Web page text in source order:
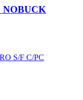
NOBUCK